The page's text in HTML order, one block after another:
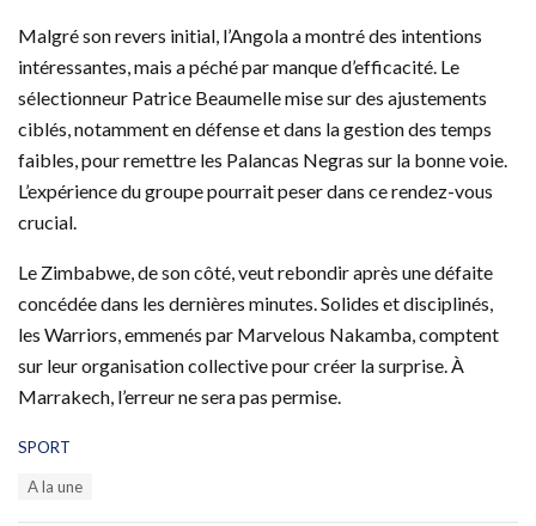
Malgré son revers initial, l’Angola a montré des intentions
intéressantes, mais a péché par manque d’efficacité. Le
sélectionneur Patrice Beaumelle mise sur des ajustements
ciblés, notamment en défense et dans la gestion des temps
faibles, pour remettre les Palancas Negras sur la bonne voie.
L’expérience du groupe pourrait peser dans ce rendez-vous
crucial.
Le Zimbabwe, de son côté, veut rebondir après une défaite
concédée dans les dernières minutes. Solides et disciplinés,
les Warriors, emmenés par Marvelous Nakamba, comptent
sur leur organisation collective pour créer la surprise. À
Marrakech, l’erreur ne sera pas permise.
C
SPORT
A la une